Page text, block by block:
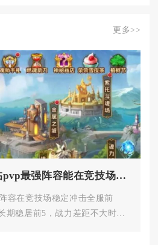
更多>>
斗罗大陆斗神再临pvp最强阵容能在竞技场中取得多高的排名
容在竞技场稳定冲击全服前
期稳居前5，战力差距不大时具